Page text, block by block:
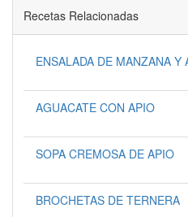
Recetas Relacionadas
ENSALADA DE MANZANA Y
AGUACATE CON APIO
SOPA CREMOSA DE APIO
BROCHETAS DE TERNERA